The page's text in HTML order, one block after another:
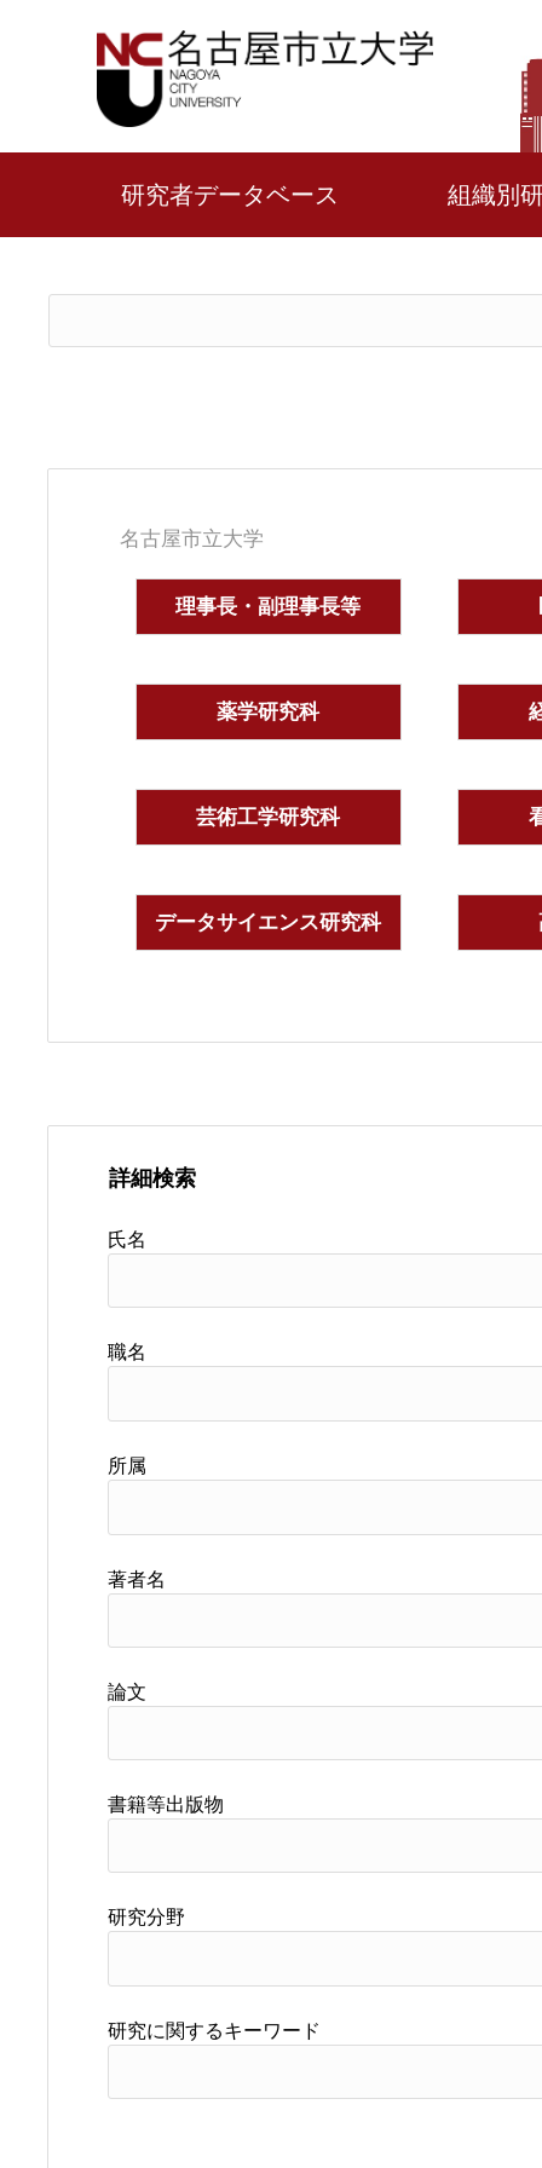
研究者データベース 組織別
名古屋市立大学
理事長・副理事長等
薬学研究科
芸術工学研究科
データサイエンス研究科
詳細検索
氏名
職名
所属
著者名
論文
書籍等出版物
研究分野
研究に関するキーワード